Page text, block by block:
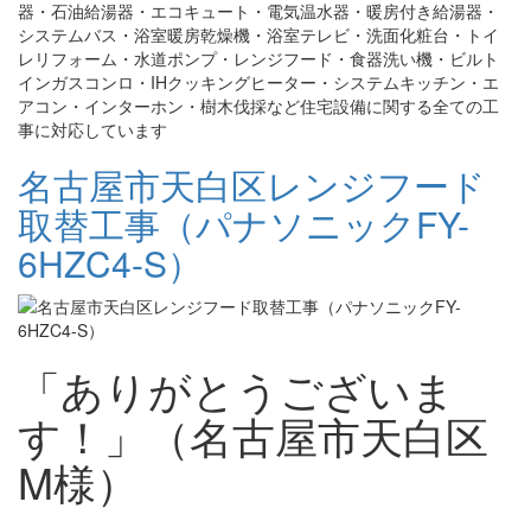
器・石油給湯器・エコキュート・電気温水器・暖房付き給湯器・
システムバス・浴室暖房乾燥機・浴室テレビ・洗面化粧台・トイ
レリフォーム・水道ポンプ・レンジフード・食器洗い機・ビルト
インガスコンロ・IHクッキングヒーター・システムキッチン・エ
アコン・インターホン・樹木伐採など住宅設備に関する全ての工
事に対応しています
名古屋市天白区レンジフード
取替工事（パナソニックFY-
6HZC4-S）
「ありがとうございま
す！」（名古屋市天白区
M様）